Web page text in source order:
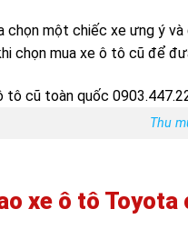
chọn một chiếc xe ưng ý
chọn mua xe ô tô cũ để
Thu
xe ô tô